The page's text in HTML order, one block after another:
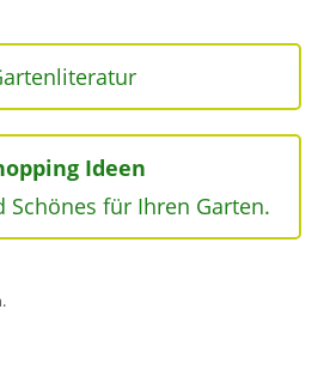
Ideen
Schönes für Ihren Garten.